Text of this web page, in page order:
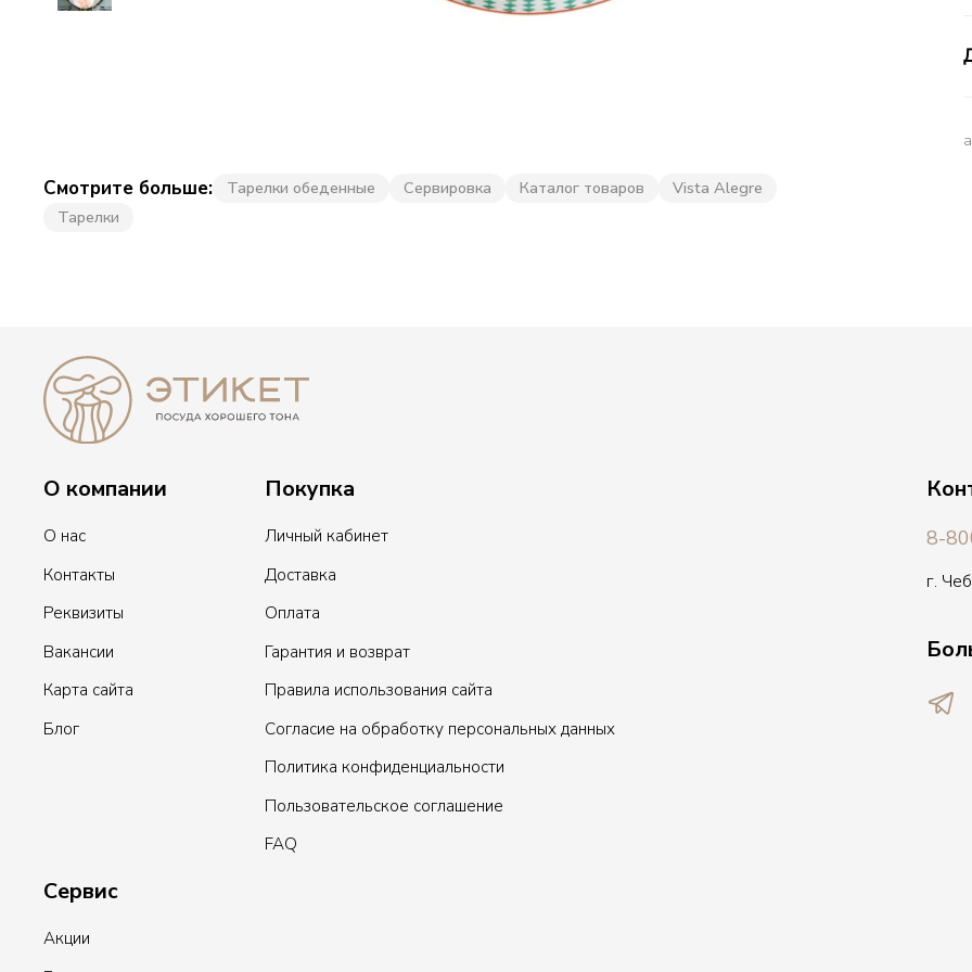
Смотрите больше: Тарелки обеденные Сервировка Каталог товаров
Vista Alegre
Тарелки
О компании
О нас
Контакты
Реквизиты
Вакансии
Карта сайта
Блог
Покупка
Личный кабинет
Доставка
Оплата
Гарантия и возврат
Правила использования сайта
Согласие на обработку персональных данных
Политика конфиденциальности
Пользовательское соглашение
FAQ
Сервис
Акции
8-
г.